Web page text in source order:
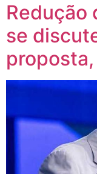
Redução
se